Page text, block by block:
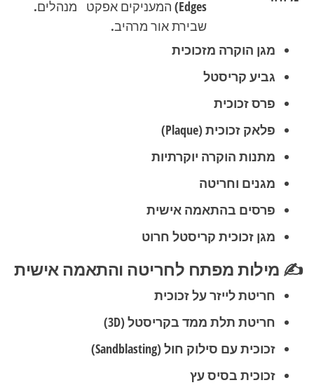
Edges) המעניקים אפקט
שבירת אור מרהיב.
מנהלים.
מגן הוקרה מזכוכית
גביע קריסטל
פרס זכוכית
פלאק זכוכית(Plaque)
מתנות הוקרה יוקרתיות
מגנים וחריטה
פרסים בהתאמה אישית
מגן זכוכית קריסטל חרוט
✍️ מילות מפתח לחריטה והתאמה אישית
חריטת לייזר על זכוכית
חריטת תלת ממד בקריסטל(3D)
זכוכית עם סילוק חול(Sandblasting)
זכוכית בסיס עץ